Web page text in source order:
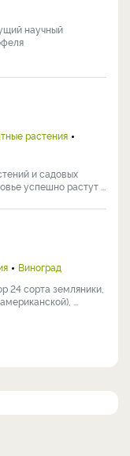
научный
растения
и садовых
успешно растут ...
Виноград
24 сорта земляники,
...